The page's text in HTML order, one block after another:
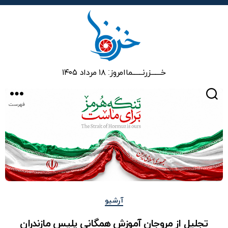
خـــــــزرنـــــــماامروز: ۱۸ مرداد ۱۴۰۵
فهرست
دسته‌هاآرشیو
تجلیل از مروجان آموزش همگانی پلیس مازندران